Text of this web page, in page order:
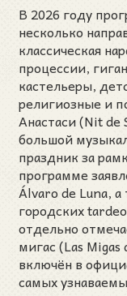
В 2026 году
несколько
классическая
процессии,
кастельеры,
религиозные и
Анастаси (Nit
большой
праздник за
программе
Álvaro de Luna,
городских
отдельно
мигас (Las
включён в
самых